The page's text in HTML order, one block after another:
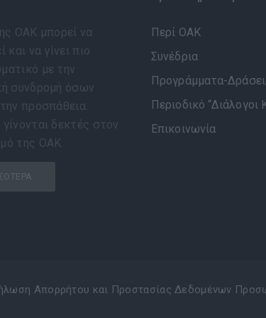
ΟΑΚ μπορεί να
και να γίνει πιο
με την
συνδρομή όσων
προσπάθεια.
δεκτές στον
της ΟΑΚ.
Περί ΟΑΚ
Συνέδρια
Προγράμματα-
Περιοδικό “Διάλογοι
Επικοινωνία
Απορρήτου και Προστασίας Δεδομένων